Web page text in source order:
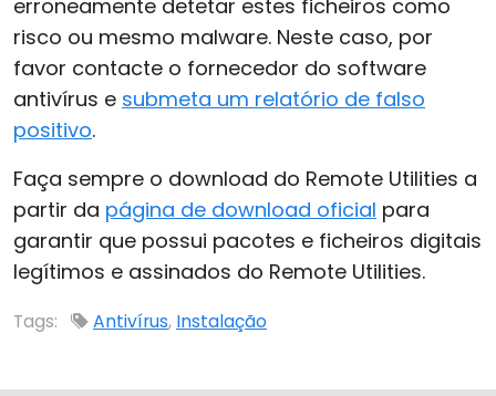
erroneamente detetar estes ficheiros como
risco ou mesmo malware. Neste caso, por
favor contacte o fornecedor do software
antivírus e submeta um relatório de falso
positivo.
Faça sempre o download do Remote Utilities a
partir da página de download oficial para
garantir que possui pacotes e ficheiros digitais
legítimos e assinados do Remote Utilities.
Tags: Antivírus, Instalação